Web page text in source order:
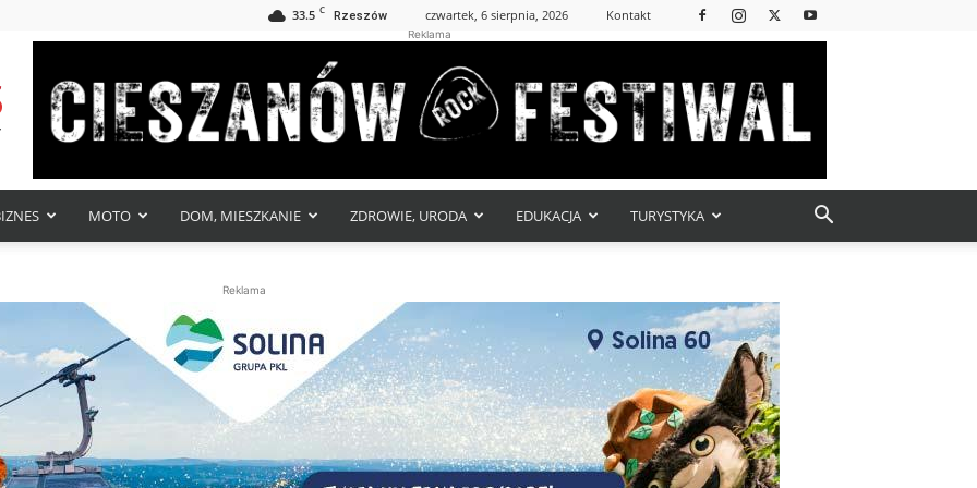
33.5 C Rzeszów czwartek, 6 sierpnia, 2026 Kontakt
Reklama
MOTO DOM, MIESZKANIE ZDROWIE, URODA EDUKACJA TURYSTYKA
Reklama